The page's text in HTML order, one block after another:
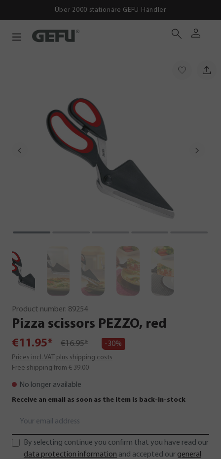
Über 2000 stationäre GEFU Händler
Product number: 89254
Pizza scissors PEZZO, red
€11.95* €16.95* -30%
Prices incl. VAT plus shipping costs
Free shipping from € 39.00
No longer available
Receive an email as soon as the item is back-in-stock
By selecting continue you confirm that you have read our
data protection information and accepted our general